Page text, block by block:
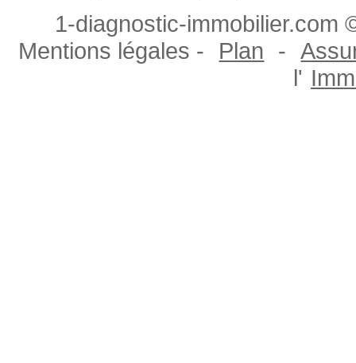
1-diagnostic-immobilier.com
Mentions légales -
Plan -
l'